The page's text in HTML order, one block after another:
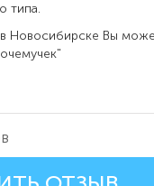
типа.
Новосибирске Вы